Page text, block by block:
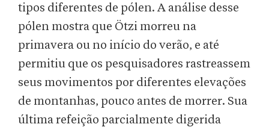
tipos diferentes de pólen. A análise desse
pólen mostra que Ötzi morreu na
primavera ou no início do verão, e até
permitiu que os pesquisadores rastreassem
seus movimentos por diferentes elevações
de montanhas, pouco antes de morrer. Sua
última refeição parcialmente digerida